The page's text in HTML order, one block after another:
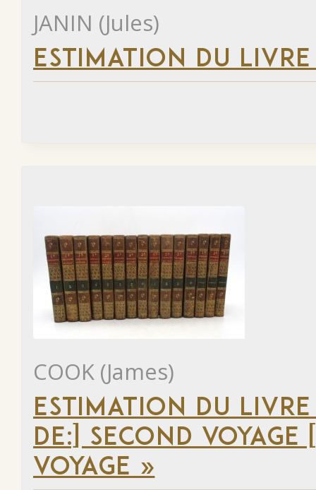
JANIN (Jules)
ESTIMATION DU
COOK (James)
ESTIMATION DU
DE:] SECOND
VOYAGE »